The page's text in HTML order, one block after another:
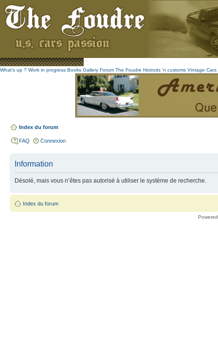
What's up ? Work in progress Books Gallery Forum The Foudre Hotrods 'n customs Vintage Cars
Index du forum
FAQ Connexion
Information
Désolé, mais vous n’êtes pas autorisé à utiliser le système de recherche.
Index du forum